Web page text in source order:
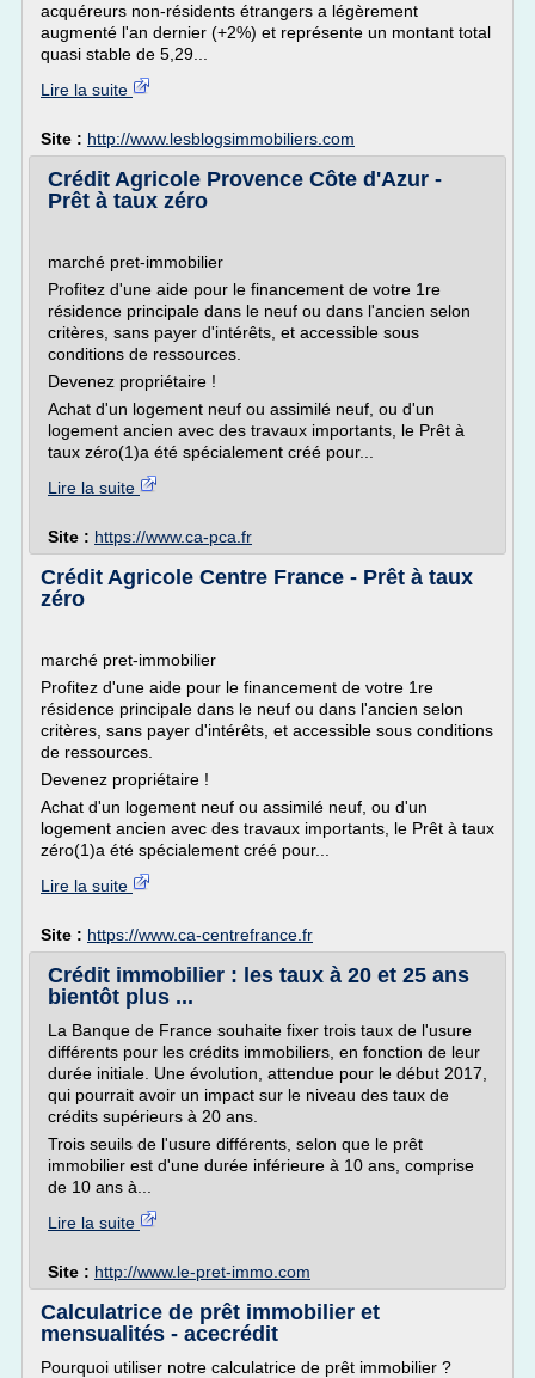
acquéreurs non-résidents étrangers a légèrement
augmenté l'an dernier (+2%) et représente un montant total
quasi stable de 5,29...
Lire la suite
Site : http://www.lesblogsimmobiliers.com
Crédit Agricole Provence Côte d'Azur -
Prêt à taux zéro
marché pret-immobilier
Profitez d'une aide pour le financement de votre 1re
résidence principale dans le neuf ou dans l'ancien selon
critères, sans payer d'intérêts, et accessible sous
conditions de ressources.
Devenez propriétaire !
Achat d'un logement neuf ou assimilé neuf, ou d'un
logement ancien avec des travaux importants, le Prêt à
taux zéro(1)a été spécialement créé pour...
Lire la suite
Site : https://www.ca-pca.fr
Crédit Agricole Centre France - Prêt à taux
zéro
marché pret-immobilier
Profitez d'une aide pour le financement de votre 1re
résidence principale dans le neuf ou dans l'ancien selon
critères, sans payer d'intérêts, et accessible sous conditions
de ressources.
Devenez propriétaire !
Achat d'un logement neuf ou assimilé neuf, ou d'un
logement ancien avec des travaux importants, le Prêt à taux
zéro(1)a été spécialement créé pour...
Lire la suite
Site : https://www.ca-centrefrance.fr
Crédit immobilier : les taux à 20 et 25 ans
bientôt plus ...
La Banque de France souhaite fixer trois taux de l'usure
différents pour les crédits immobiliers, en fonction de leur
durée initiale. Une évolution, attendue pour le début 2017,
qui pourrait avoir un impact sur le niveau des taux de
crédits supérieurs à 20 ans.
Trois seuils de l'usure différents, selon que le prêt
immobilier est d'une durée inférieure à 10 ans, comprise
de 10 ans à...
Lire la suite
Site : http://www.le-pret-immo.com
Calculatrice de prêt immobilier et
mensualités - acecrédit
Pourquoi utiliser notre calculatrice de prêt immobilier ?